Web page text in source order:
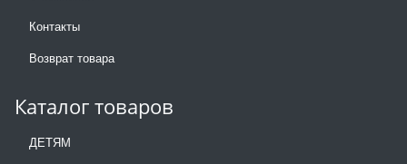
Контакты
Возврат товара
Каталог товаров
ДЕТЯМ